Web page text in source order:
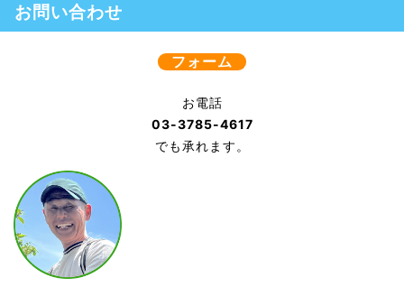
お問い合わせ
フォーム
お電話
03-3785-4617
でも承れます。